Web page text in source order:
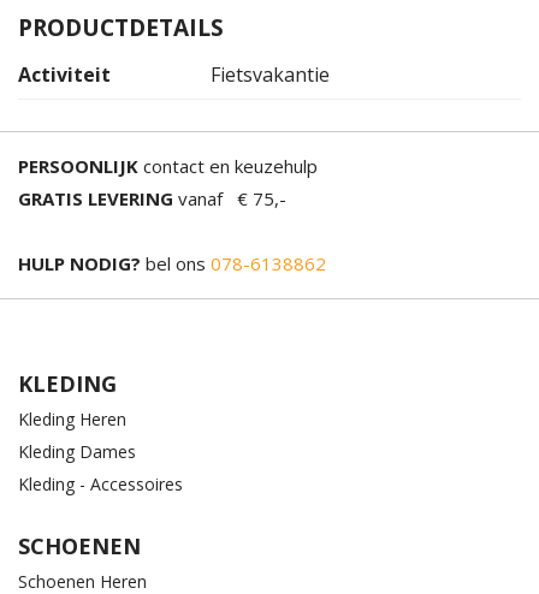
PRODUCTDETAILS
Activiteit Fietsvakantie
PERSOONLIJK contact en keuzehulp
GRATIS LEVERING vanaf € 75,-
HULP NODIG? bel ons 078-6138862
KLEDING
Kleding Heren
Kleding Dames
Kleding - Accessoires
SCHOENEN
Schoenen Heren